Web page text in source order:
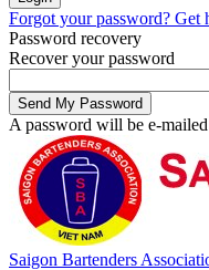
Forgot your password? Get
Password recovery
Recover your password
A password will be e-
Saigon Bartenders